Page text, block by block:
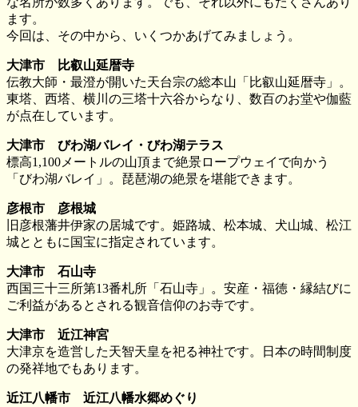
ます。
今回は、その中から、いくつかあげてみましょう。
大津市 比叡山延暦寺
伝教大師・最澄が開いた天台宗の総本山「比叡山延暦寺」。
東塔、西塔、横川の三塔十六谷からなり、数百のお堂や伽藍
が点在しています。
大津市 びわ湖バレイ・びわ湖テラス
標高1,100メートルの山頂まで絶景ロープウェイで向かう
「びわ湖バレイ」。琵琶湖の絶景を堪能できます。
彦根市 彦根城
旧彦根藩井伊家の居城です。姫路城、松本城、犬山城、松江
城とともに国宝に指定されています。
大津市 石山寺
西国三十三所第13番札所「石山寺」。安産・福徳・縁結びに
ご利益があるとされる観音信仰のお寺です。
大津市 近江神宮
大津京を造営した天智天皇を祀る神社です。日本の時間制度
の発祥地でもあります。
近江八幡市 近江八幡水郷めぐり